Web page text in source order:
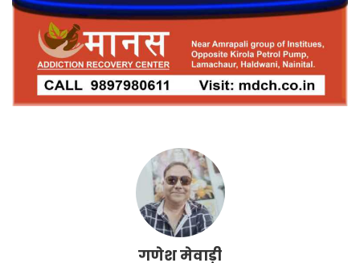
गणेश मेवाड़ी